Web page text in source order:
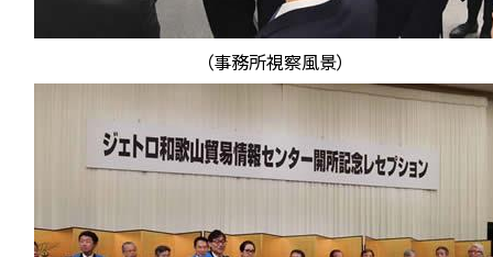
（事務所視察風景）